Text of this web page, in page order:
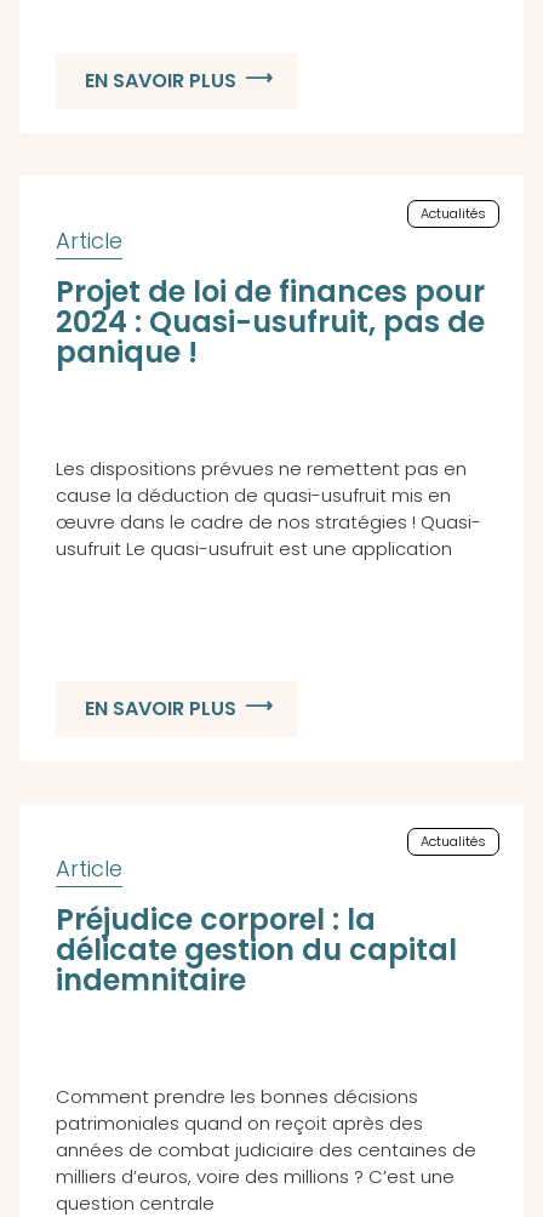
EN SAVOIR PLUS
Actualités
Projet de loi de finances pour
2024 : Quasi-usufruit, pas de
panique !
Les dispositions prévues ne remettent pas en
cause la déduction de quasi-usufruit mis en
œuvre dans le cadre de nos stratégies ! Quasi-
usufruit Le quasi-usufruit est une application
EN SAVOIR PLUS
Actualités
Préjudice corporel : la
délicate gestion du capital
indemnitaire
Comment prendre les bonnes décisions
patrimoniales quand on reçoit après des
années de combat judiciaire des centaines de
milliers d’euros, voire des millions ? C’est une
question centrale